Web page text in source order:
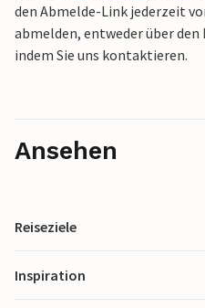
den Abmelde-Link jederzeit
abmelden, entweder über den
indem Sie uns kontaktieren.
Ansehen
Reiseziele
Inspiration